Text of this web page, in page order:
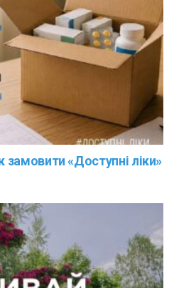
«Доступні ліки»